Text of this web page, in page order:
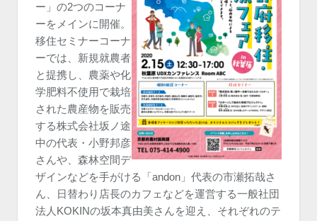
ー」の2つのコーナ
ーをメインに開催。
移住セミナーコーナ
ーでは、新規就農者
と提携し、農薬や化
学肥料不使用で栽培
された農産物を販売
する株式会社坂ノ途
中の代表・小野邦彦
さんや、森林空間デ
ザインなどを手がける「andon」代表の市瀬拓哉さ
ん、日替わり店長のカフェなどを運営する一般社団
法人KOKINの坂本真由美さんを迎え、それぞれのテ